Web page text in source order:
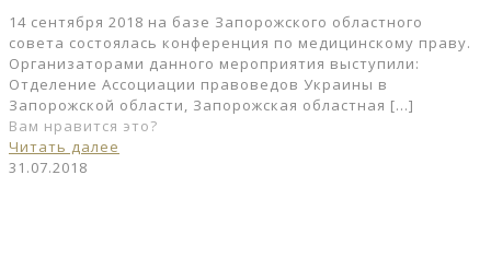
14 сентября 2018 на базе Запорожского областного
совета состоялась конференция по медицинскому праву.
Организаторами данного мероприятия выступили:
Отделение Ассоциации правоведов Украины в
Запорожской области, Запорожская областная […]
Вам нравится это?
Читать далее
31.07.2018